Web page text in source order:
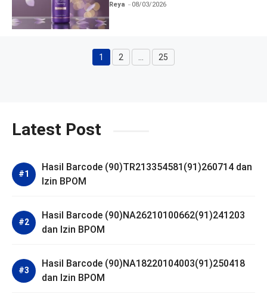
dan Izin BPOM
Reya 08/03/2026
Halaman
1 Halaman
2 Halaman
25
Latest Post
Hasil Barcode (90)TR213354581(91)260714 dan
Izin BPOM
Hasil Barcode (90)NA26210100662(91)241203
dan Izin BPOM
Hasil Barcode (90)NA18220104003(91)250418
dan Izin BPOM